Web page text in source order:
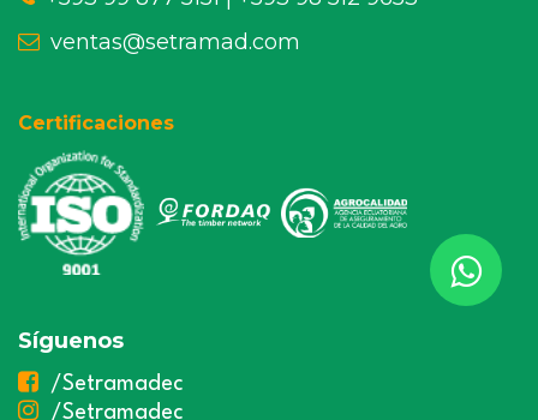
ventas@setramad.com
Certificaciones
Síguenos
/Setramadec
/Setramadec